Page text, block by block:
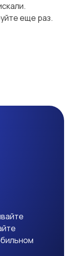
еще раз.